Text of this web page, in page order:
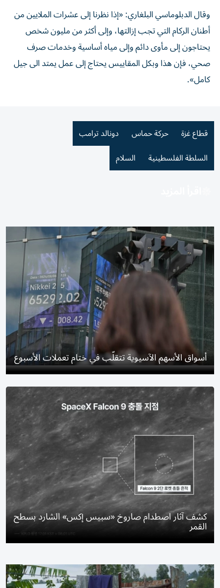
وقال الدبلوماسي البلغاري: «إذا نظرنا إلى عشرات الملايين من
أطنان الركام التي تجب إزالتها، وإلى أكثر من مليون شخص
يحتاجون إلى مأوى دائم وإلى مياه أساسية وخدمات صرف
صحي، فإن هذا وبكل المقاييس يحتاج إلى عمل يمتد الى جيل
كامل».
قطاع غزة حركة حماس
دونالد ترامب
السلطة الفلسطينية
السلام
أسواق الأسهم الآسيوية تتقلّب في ختام تعملات الأسبوع
كشف آثار اصطدام صاروخ «سبيس إكس» الشارد بسطح
القمر